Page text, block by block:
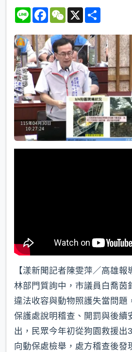
L
e
F
e
b
o
o
k
W
h
a
t
X
r
e
【漾新聞記者陳雯萍／高雄
林部門質詢中，市議員白喬茵
違法收容與動物照護失當問題
保護處說明稽查、開罰與後續
出，民眾今年初從狗園救援出
向動保處檢舉，處方稽查後發